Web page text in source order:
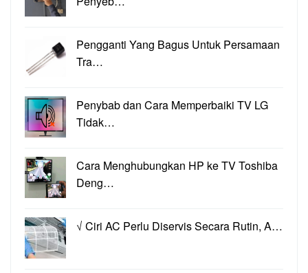
Pengganti Yang Bagus Untuk Persamaan
Tra…
Penybab dan Cara Memperbaiki TV LG
Tidak…
Cara Menghubungkan HP ke TV Toshiba
Deng…
√ Ciri AC Perlu Diservis Secara Rutin, A…